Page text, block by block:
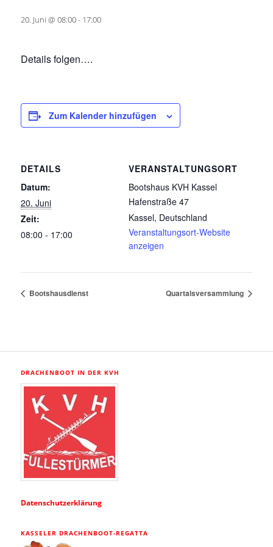
20. Juni @ 08:00- 17:00
Details folgen….
Zum Kalender hinzufügen
DETAILS
Datum:
20. Juni
Zeit:
08:00 - 17:00
VERANSTALTUNGSORT
Bootshaus KVH Kassel
Hafenstraße 47
Kassel, Deutschland
Veranstaltungsort-Website
anzeigen
Bootshausdienst Quartalsversammlung
DRACHENBOOT IN DER KVH
Datenschutzerklärung
KASSELER DRACHENBOOT-REGATTA